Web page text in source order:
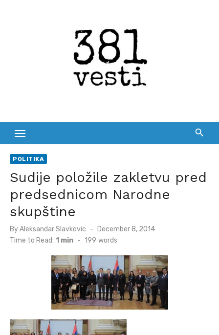
POLITIKA
Sudije položile zakletvu pred
predsednicom Narodne
skupštine
ByAleksandar Slavkovic
Posted
on
December 8, 2014
Time to Read: 1 min - 199 words